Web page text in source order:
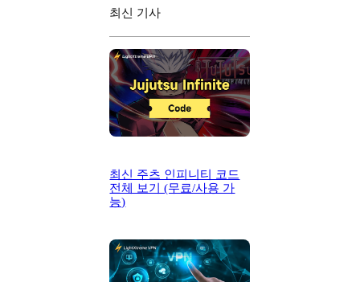
최신 기사
최신 주츠 인피니티 코드
전체 보기 (무료/사용 가
능)